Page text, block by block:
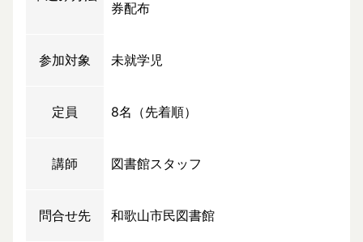
券配布
参加対象 未就学児
定員 8名（先着順）
講師 図書館スタッフ
問合せ先 和歌山市民図書館